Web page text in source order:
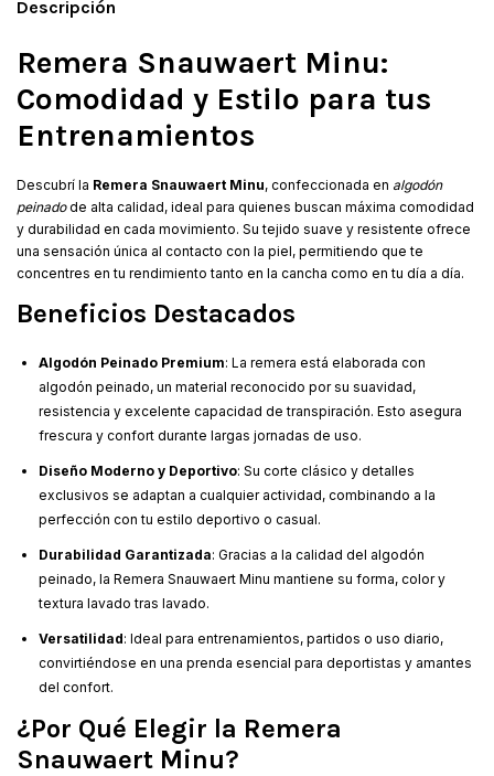
Descripción
Remera Snauwaert Minu:
Comodidad y Estilo para tus
Entrenamientos
Descubrí la Remera Snauwaert Minu, confeccionada en algodón
peinadode alta calidad, ideal para quienes buscan máxima comodidad
y durabilidad en cada movimiento. Su tejido suave y resistente ofrece
una sensación única al contacto con la piel, permitiendo que te
concentres en tu rendimiento tanto en la cancha como en tu día a día.
Beneficios Destacados
Algodón Peinado Premium: La remera está elaborada con
algodón peinado, un material reconocido por su suavidad,
resistencia y excelente capacidad de transpiración. Esto asegura
frescura y confort durante largas jornadas de uso.
Diseño Moderno y Deportivo: Su corte clásico y detalles
exclusivos se adaptan a cualquier actividad, combinando a la
perfección con tu estilo deportivo o casual.
Durabilidad Garantizada: Gracias a la calidad del algodón
peinado, la Remera Snauwaert Minu mantiene su forma, color y
textura lavado tras lavado.
Versatilidad: Ideal para entrenamientos, partidos o uso diario,
convirtiéndose en una prenda esencial para deportistas y amantes
del confort.
¿Por Qué Elegir la Remera
Snauwaert Minu?